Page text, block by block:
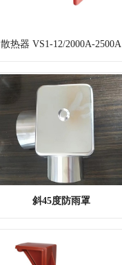
散热器 VS1-12/2000A-2500A
斜45度防雨罩